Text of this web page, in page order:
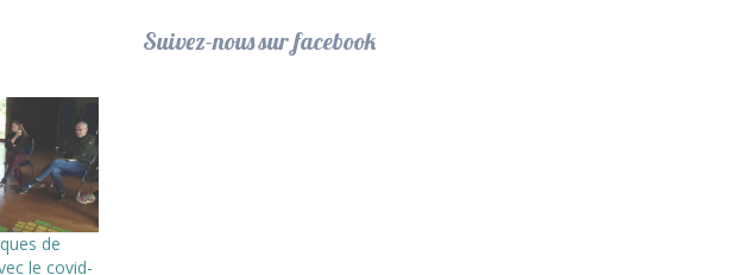
de
le covid-
Suivez-nous sur facebook